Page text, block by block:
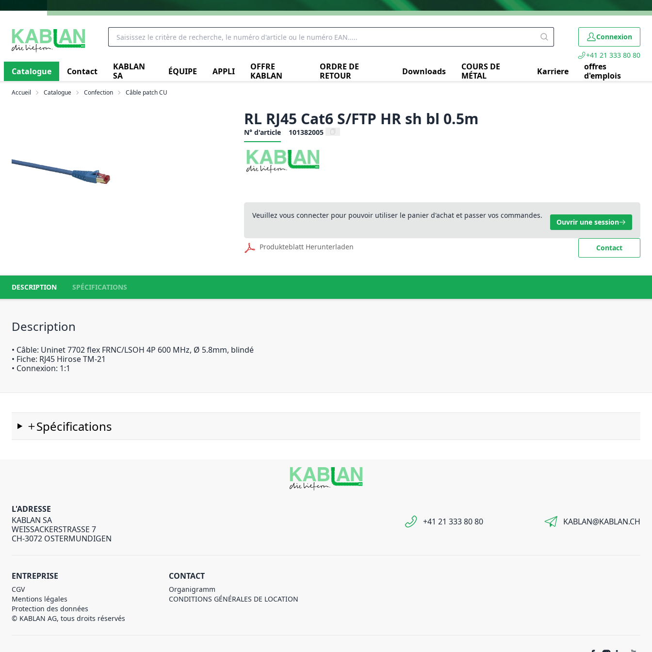
Connexion
+41 21 333 80 80
Catalogue Contact
KABLAN
SA
ÉQUIPE APPLI
OFFRE
KABLAN
ORDRE DE
RETOUR
Downloads
COURS DE
MÉTAL
Karriere
offres
d'emplois
Accueil Catalogue Confection Câble patch CU
RL RJ45 Cat6 S/FTP HR sh bl 0.5m
N° d'article 101382005
Veuillez vous connecter pour pouvoir utiliser le panier d'achat et passer vos commandes.
Ouvrir une session
Produkteblatt Herunterladen Contact
DESCRIPTION SPÉCIFICATIONS
Description
• Câble: Uninet 7702 flex FRNC/LSOH 4P 600 MHz, Ø 5.8mm, blindé
• Fiche: RJ45 Hirose TM-21
• Connexion: 1:1
Spécifications
L'ADRESSE
KABLAN SA
WEISSACKERSTRASSE 7
CH-3072 OSTERMUNDIGEN
+41 21 333 80 80 KABLAN@KABLAN.CH
ENTREPRISE
CGV
Mentions légales
Protection des données
© KABLAN AG, tous droits réservés
CONTACT
Organigramm
CONDITIONS GÉNÉRALES DE LOCATION